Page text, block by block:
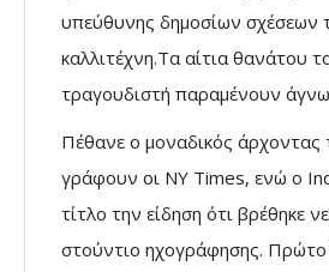
υπεύθυνης δημοσίων σχέσεων
καλλιτέχνη.Τα αίτια θανάτου
τραγουδιστή παραμένουν
Πέθανε ο μοναδικός άρχοντας
γράφουν οι NY Times, ενώ ο
τίτλο την είδηση ότι βρέθηκε
στούντιο ηχογράφησης. Πρώτο